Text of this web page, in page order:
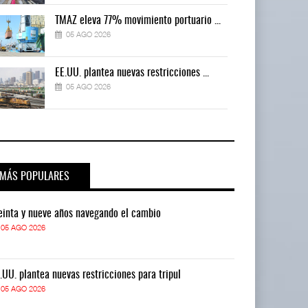
TMAZ eleva 77% movimiento portuario ...
05 AGO 2026
EE.UU. plantea nuevas restricciones ...
05 AGO 2026
MÁS POPULARES
y nueve años navegando el cambio
05 AGO 2026
plantea nuevas restricciones para tripul
05 AGO 2026